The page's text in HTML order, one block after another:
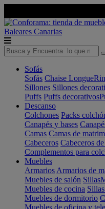
Baleares Canarias
Sofás
Sofás Chaise Longue
Sillones Sillones
Puffs Puffs decorativos
Descanso
Colchones Packs
Canapés y bases
Camas Camas de
Cabeceros Cabeceros
Complementos para
Muebles
Armarios Armarios de
Muebles de salón Sillas
Muebles de cocina
Muebles de dormitorio
Muebles de oficina y